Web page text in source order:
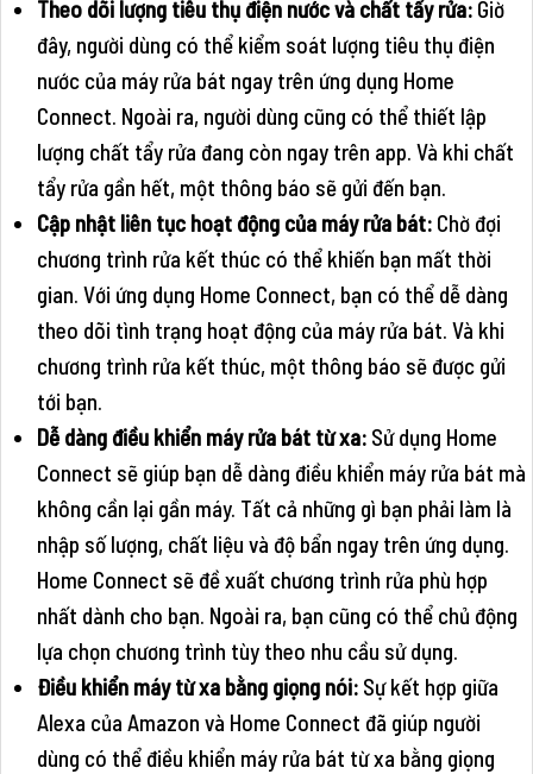
Theo dõi lượng tiêu thụ điện nước và chất tẩy rửa:Giờ
đây, người dùng có thể kiểm soát lượng tiêu thụ điện
nước của máy rửa bát ngay trên ứng dụng Home
Connect. Ngoài ra, người dùng cũng có thể thiết lập
lượng chất tẩy rửa đang còn ngay trên app. Và khi chất
tẩy rửa gần hết, một thông báo sẽ gửi đến bạn.
Cập nhật liên tục hoạt động của máy rửa bát: Chờ đợi
chương trình rửa kết thúc có thể khiến bạn mất thời
gian. Với ứng dụng Home Connect, bạn có thể dễ dàng
theo dõi tình trạng hoạt động của máy rửa bát. Và khi
chương trình rửa kết thúc, một thông báo sẽ được gửi
tới bạn.
Dễ dàng điều khiển máy rửa bát từ xa: Sử dụng Home
Connect sẽ giúp bạn dễ dàng điều khiển máy rửa bát mà
không cần lại gần máy. Tất cả những gì bạn phải làm là
nhập số lượng, chất liệu và độ bẩn ngay trên ứng dụng.
Home Connect sẽ đề xuất chương trình rửa phù hợp
nhất dành cho bạn. Ngoài ra, bạn cũng có thể chủ động
lựa chọn chương trình tùy theo nhu cầu sử dụng.
Điều khiển máy từ xa bằng giọng nói:Sự kết hợp giữa
Alexa của Amazon và Home Connect đã giúp người
dùng có thể điều khiển máy rửa bát từ xa bằng giọng